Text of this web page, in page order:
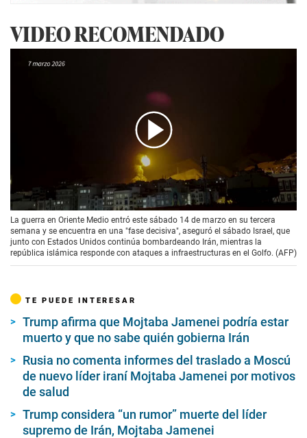
VIDEO RECOMENDADO
00:00 03:18
La guerra en Oriente Medio entró este sábado 14 de marzo en su tercera
semana y se encuentra en una "fase decisiva", aseguró el sábado Israel, que
junto con Estados Unidos continúa bombardeando Irán, mientras la
república islámica responde con ataques a infraestructuras en el Golfo. (AFP)
TE PUEDE INTERESAR
Trump afirma que Mojtaba Jamenei podría estar
muerto y que no sabe quién gobierna Irán
Rusia no comenta informes del traslado a Moscú
de nuevo líder iraní Mojtaba Jamenei por motivos
de salud
Trump considera “un rumor” muerte del líder
supremo de Irán, Mojtaba Jamenei